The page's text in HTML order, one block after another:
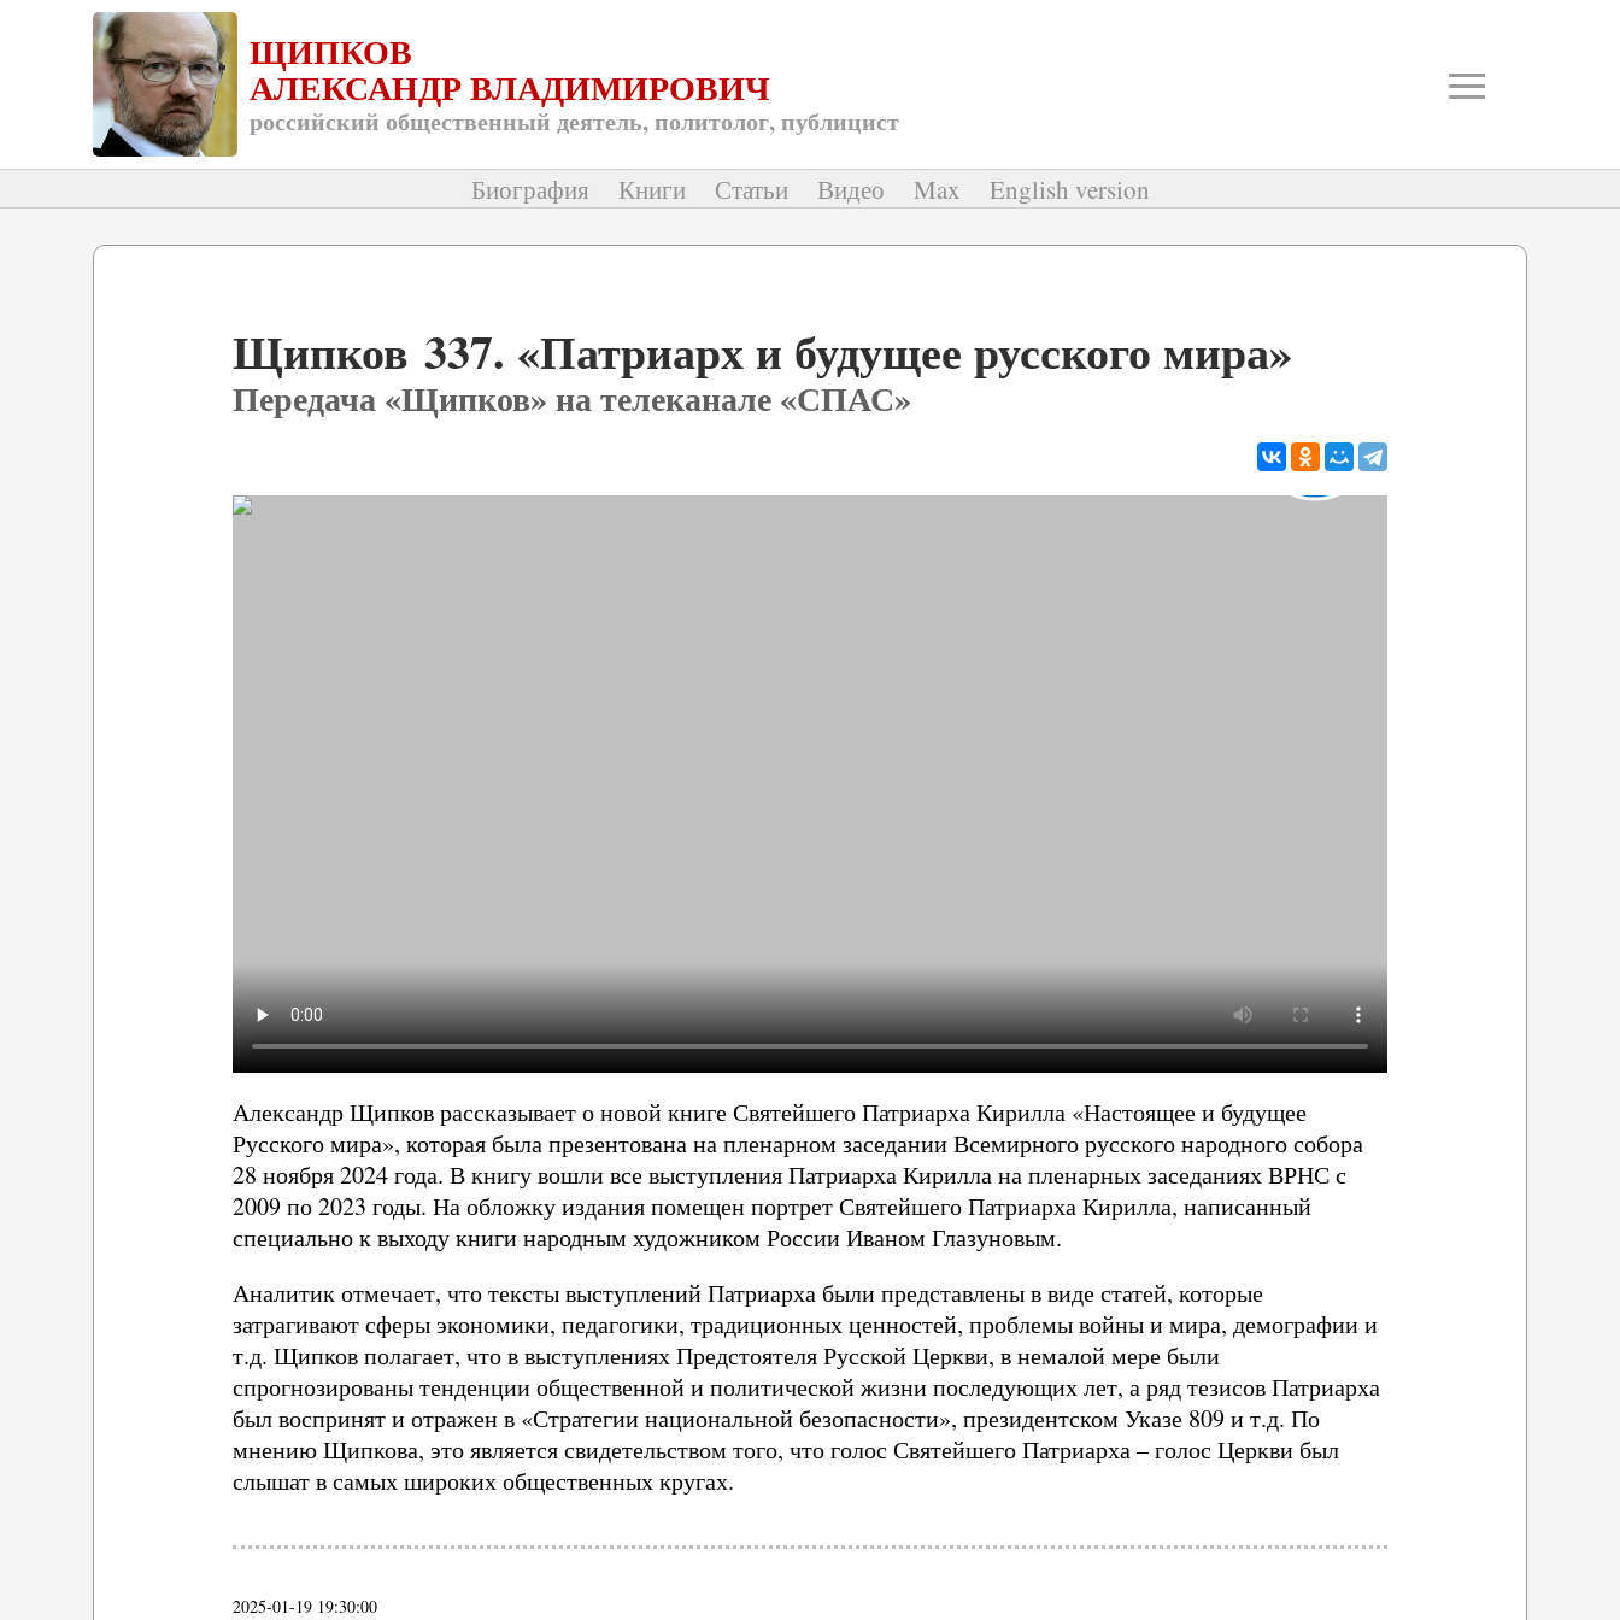
ЩИПКОВ
АЛЕКСАНДР ВЛАДИМИРОВИЧ
российский общественный деятель, политолог, публицист ≡
Биография Книги Статьи Видео Max English version
Щипков 337. «Патриарх и будущее русского мира»
Передача «Щипков» на телеканале «СПАС»
Александр Щипков рассказывает о новой книге Святейшего Патриарха Кирилла «Настоящее и будущее
Русского мира», которая была презентована на пленарном заседании Всемирного русского народного собора
28 ноября 2024 года. В книгу вошли все выступления Патриарха Кирилла на пленарных заседаниях ВРНС с
2009 по 2023 годы. На обложку издания помещен портрет Святейшего Патриарха Кирилла, написанный
специально к выходу книги народным художником России Иваном Глазуновым.
Аналитик отмечает, что тексты выступлений Патриарха были представлены в виде статей, которые
затрагивают сферы экономики, педагогики, традиционных ценностей, проблемы войны и мира, демографии и
т.д. Щипков полагает, что в выступлениях Предстоятеля Русской Церкви, в немалой мере были
спрогнозированы тенденции общественной и политической жизни последующих лет, а ряд тезисов Патриарха
был воспринят и отражен в «Стратегии национальной безопасности», президентском Указе 809 и т.д. По
мнению Щипкова, это является свидетельством того, что голос Святейшего Патриарха – голос Церкви был
слышат в самых широких общественных кругах.
2025-01-19 19:30:00